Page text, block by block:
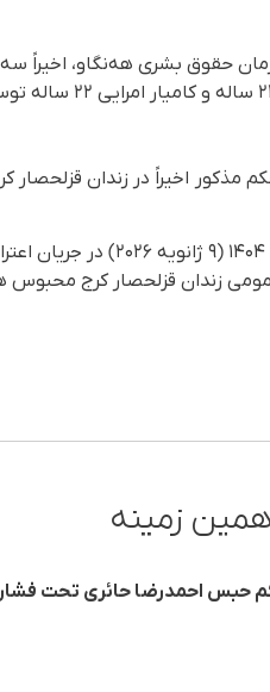
حقوق بشری هه‌نگاو، اخیراً
اخیراً در زندان قزلحصار
این سه جوان روز جمعه
زندان قزلحصار کرج محبوس
زمینه
حبس احمدرضا حائری تحت فشار